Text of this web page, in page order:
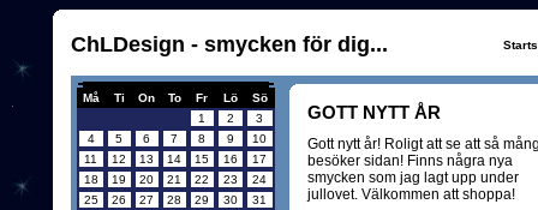
ChLDesign - smycken för dig...
Må Ti On To Fr Lö
Sö
1
2
3
4
5 6 7 8 9
10
11
12 13 14 15 16
17
18
19 20 21 22 23
24
25
26 27 28 29 30 31
GOTT NYTT ÅR
Gott nytt år! Roligt att se att så
besöker sidan! Finns några nya
smycken som jag lagt upp under
jullovet. Välkommen att shoppa!